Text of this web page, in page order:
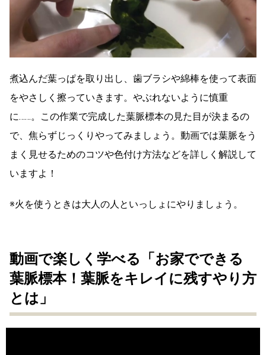
煮込んだ葉っぱを取り出し、歯ブラシや綿棒を使って表面
をやさしく擦っていきます。やぶれないように慎重
に……。この作業で完成した葉脈標本の見た目が決まるの
で、焦らずじっくりやってみましょう。動画では葉脈をう
まく見せるためのコツや色付け方法などを詳しく解説して
いますよ！
※火を使うときは大人の人といっしょにやりましょう。
動画で楽しく学べる「お家でできる
葉脈標本！葉脈をキレイに残すやり方
とは」